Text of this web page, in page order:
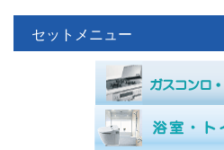
セットメニュー